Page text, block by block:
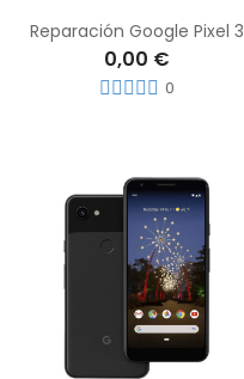
Reparación Google Pixel 3
0,00 €
0